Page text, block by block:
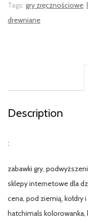
Tags: gry zręcznościowe,
drewniane
Description
:
zabawki gry,
sklepy internetowe dla
cena, pod ziemią, kołdry
hatchimals kolorowanka,